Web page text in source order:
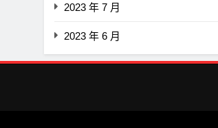
2023 年 7 月
2023 年 6 月